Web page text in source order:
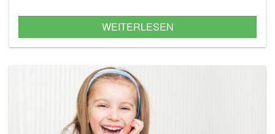
Gesamtwirkung man erzielen möchte.
WEITERLESEN